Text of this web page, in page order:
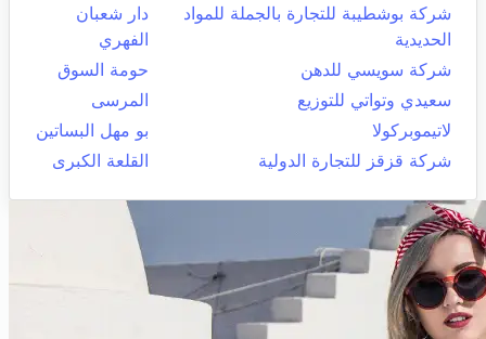
شركة بوشطيبة للتجارة بالجملة للمواد
الحديدية
دار شعبان
الفهري
شركة سويسي للدهن
حومة السوق
سعيدي وتواتي للتوزيع
المرسى
لاتيموبركولا
بو مهل البساتين
شركة قزقز للتجارة الدولية
القلعة الكبرى